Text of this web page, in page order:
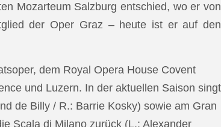
Mozarteum Salzburg entschied, wo er von
der Oper Graz – heute ist er auf den
dem Royal Opera House Covent
und Luzern. In der aktuellen Saison singt
de Billy / R.: Barrie Kosky) sowie am Gran
Scala di Milano zurück (L.: Alexander